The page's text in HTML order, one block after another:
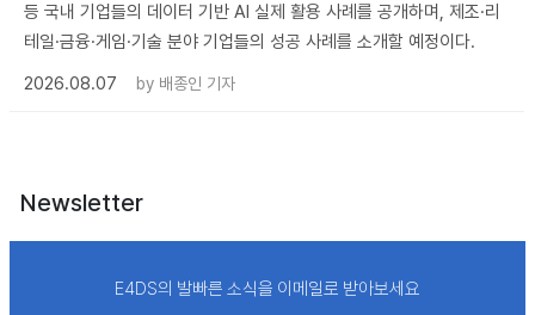
등 국내 기업들의 데이터 기반 AI 실제 활용 사례를 공개하며, 제조·리
테일·금융·게임·기술 분야 기업들의 성공 사례를 소개할 예정이다.
2026.08.07
by 배종인 기자
Newsletter
E4DS의 발빠른 소식을 이메일로 받아보세요